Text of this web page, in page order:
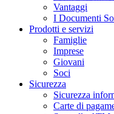
Vantaggi
I Documenti
Prodotti e servizi
Famiglie
Imprese
Giovani
Soci
Sicurezza
Sicurezza
Carte di